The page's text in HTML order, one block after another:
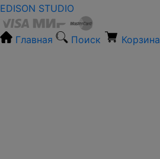
EDISON STUDIO
Главная Поиск Корзина